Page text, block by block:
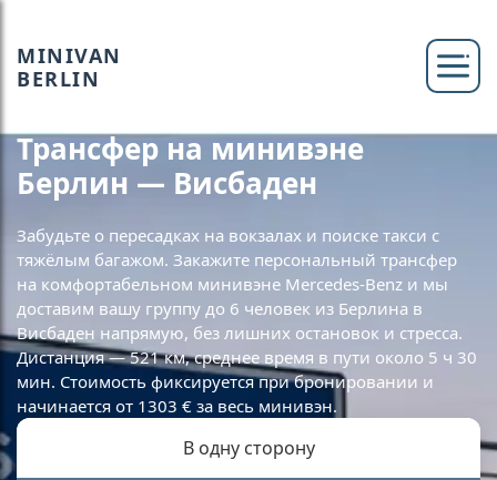
MINIVAN
BERLIN
Трансфер на минивэне
Берлин — Висбаден
Забудьте о пересадках на вокзалах и поиске такси с
тяжёлым багажом. Закажите персональный трансфер
на комфортабельном минивэне Mercedes-Benz и мы
доставим вашу группу до 6 человек из Берлина в
Висбаден напрямую, без лишних остановок и стресса.
Дистанция — 521 км, среднее время в пути около 5 ч 30
мин. Стоимость фиксируется при бронировании и
начинается от 1303 € за весь минивэн.
В одну сторону